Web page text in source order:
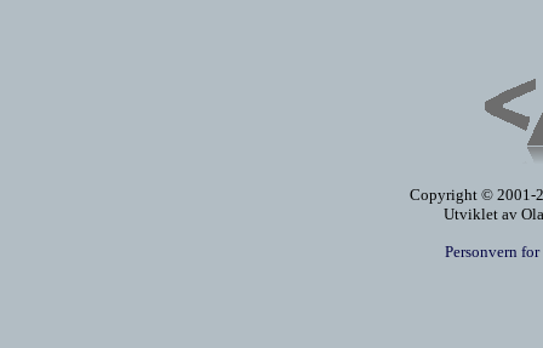
Copyright © 2001-
Utviklet av
Personvern